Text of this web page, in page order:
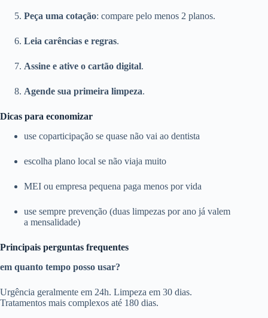
Peça uma cotação: compare pelo menos 2 planos.
Leia carências e regras.
Assine e ative o cartão digital.
Agende sua primeira limpeza.
Dicas para economizar
use coparticipação se quase não vai ao dentista
escolha plano local se não viaja muito
MEI ou empresa pequena paga menos por vida
use sempre prevenção (duas limpezas por ano já valem
a mensalidade)
Principais perguntas frequentes
em quanto tempo posso usar?
Urgência geralmente em 24h. Limpeza em 30 dias.
Tratamentos mais complexos até 180 dias.